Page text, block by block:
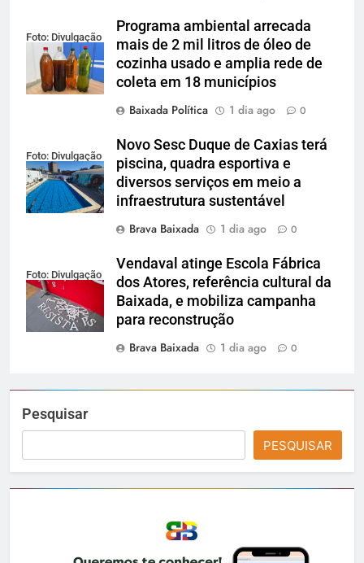
Foto: Divulgação
Programa ambiental arrecada
mais de 2 mil litros de óleo de
cozinha usado e amplia rede de
coleta em 18 municípios
Baixada Política
1 dia ago 0
Foto: Divulgação
Novo Sesc Duque de Caxias terá
piscina, quadra esportiva e
diversos serviços em meio a
infraestrutura sustentável
Brava Baixada
1 dia ago 0
Foto: Divulgação
Vendaval atinge Escola Fábrica
dos Atores, referência cultural da
Baixada, e mobiliza campanha
para reconstrução
Brava Baixada
1 dia ago 0
Pesquisar
PESQUISAR